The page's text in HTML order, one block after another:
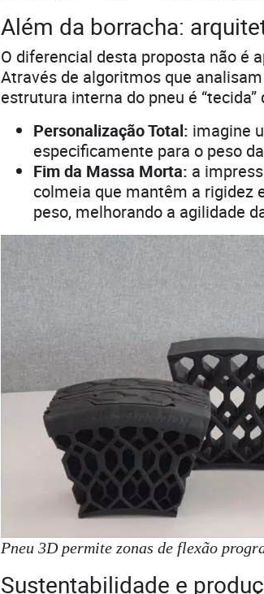
Além da borracha:
O diferencial desta proposta não é
Através de algoritmos que
estrutura interna do pneu é
Personalização Total: imagine
especificamente para o peso
Fim da Massa Morta: a
colmeia que mantêm a rigidez
peso, melhorando a agilidade
Pneu 3D permite zonas de flexão
Sustentabilidade e